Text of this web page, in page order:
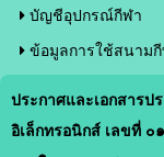
บัญชีอุปกรณ์กีฬา
ข้อมูลการใช้สนาม
ประกาศและเอกสารป
อิเล็กทรอนิกส์ เลขที่